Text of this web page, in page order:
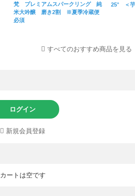
梵 プレミアムスパークリング 純
米大吟醸 磨き2割 ※夏季冷蔵便
必須
25° ＜
すべてのおすすめ商品を見る
ログイン
新規会員登録
カートは空です